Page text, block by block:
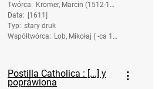
Twórca: Kromer, Marcin (1512-158
9)
Data:
[1611]
Typ: stary druk
Współtwórca: Lob, Mikołaj ( -ca 16
ł.
Postilla Catholica : [...] y
popráwiona